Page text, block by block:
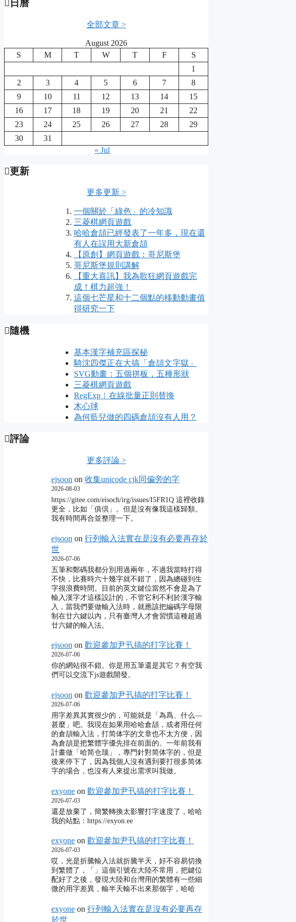
日曆
全部文章 >
August 2026
S
M T W T F
S
1
2
3 4 5 6 7
8
9
10 11 12 13 14
15
16
17 18 19 20 21
22
23
24 25 26 27 28
29
30
31
« Jul
更新
更多更新 >
一個關於「綠色」的冷知識
三菱棋網頁遊戲
哈哈倉頡已經發表了一年多，現在還
有人在誤用大新倉頡
【原創】網頁遊戲：哥尼斯堡
哥尼斯堡規則講解
【重大喜訊】我為歌狂網頁遊戲完
成！棋力超強！
這個七芒星和十二個點的移動動畫值
得研究一下
隨機
基本漢字補充區探秘
騎沈四傑正在大搞「倉頡文字獄」
SVG動畫：五個拼板，五種形狀
三菱棋網頁遊戲
RegExp︱在線批量正則替換
木心球
為何藍兒做的四碼倉頡沒有人用？
評論
更多評論 >
ejsoon on 收集unicode cjk同偏旁的字
2026-08-03
https://gitee.com/eisoch/irg/issues/I5FR1Q 這裡收錄
更全，比如「俱倶」。但是沒有像我這樣歸類。
我有時間再合並整理一下。
ejsoon on 行列輸入法實在是沒有必要再存於
世
2026-07-06
五筆和鄭碼我都分別用過兩年，不過我當時打得
不快，比賽時六十幾字就不錯了，因為總碰到生
字很浪費時間。目前的英文鍵位當然不會是為了
輸入漢字才這樣設計的，不管它利不利於漢字輸
入，當我們要做輸入法時，就應該把編碼字母限
制在廿六鍵以內，只有臺灣人才會習慣這種超過
廿六鍵的輸入法。
ejsoon on 歡迎參加尹卂搞的打字比賽！
2026-07-06
你的網站很不錯。你是用五筆還是其它？有空我
們可以交流下js遊戲開發。
ejsoon on 歡迎參加尹卂搞的打字比賽！
2026-07-06
用字差異其實很少的，可能就是「為爲、什么―
甚麼」吧。我現在如果用哈哈倉頡，或者用任何
的倉頡輸入法，打简体字的文章也不太方便，因
為倉頡是把繁體字優先排在前面的。一年前我有
計畫做「哈简仓颉」，專門針對简体字的，但是
後來停下了，因為我個人沒有遇到要打很多简体
字的場合，也沒有人來提出需求叫我做。
exyone on 歡迎參加尹卂搞的打字比賽！
2026-07-03
還是放棄了，簡繁轉換太影響打字速度了，哈哈
我的站點：https://exyon.ee
exyone on 歡迎參加尹卂搞的打字比賽！
2026-07-03
哎，光是折騰輸入法就折騰半天，好不容易切換
到繁體了，「」這個引號在大陸不常用，把鍵位
配好了之後，發現大陸和台灣用的繁體有一些細
微的用字差異，輸半天輸不出來那個字，哈哈
exyone on 行列輸入法實在是沒有必要再存
於世